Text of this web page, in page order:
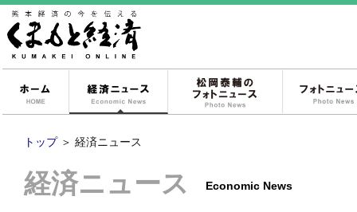
経済ニュース
トップ ＞ 経済ニュース
経済ニュース Economic News